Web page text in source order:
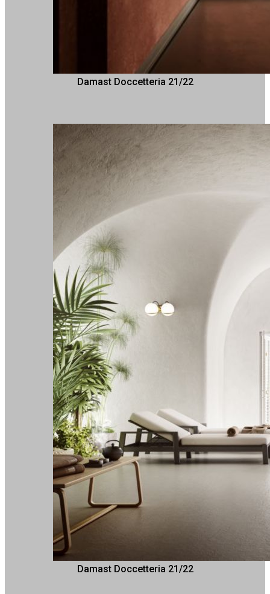
Damast Doccetteria 21/22
Damast Doccetteria 21/22